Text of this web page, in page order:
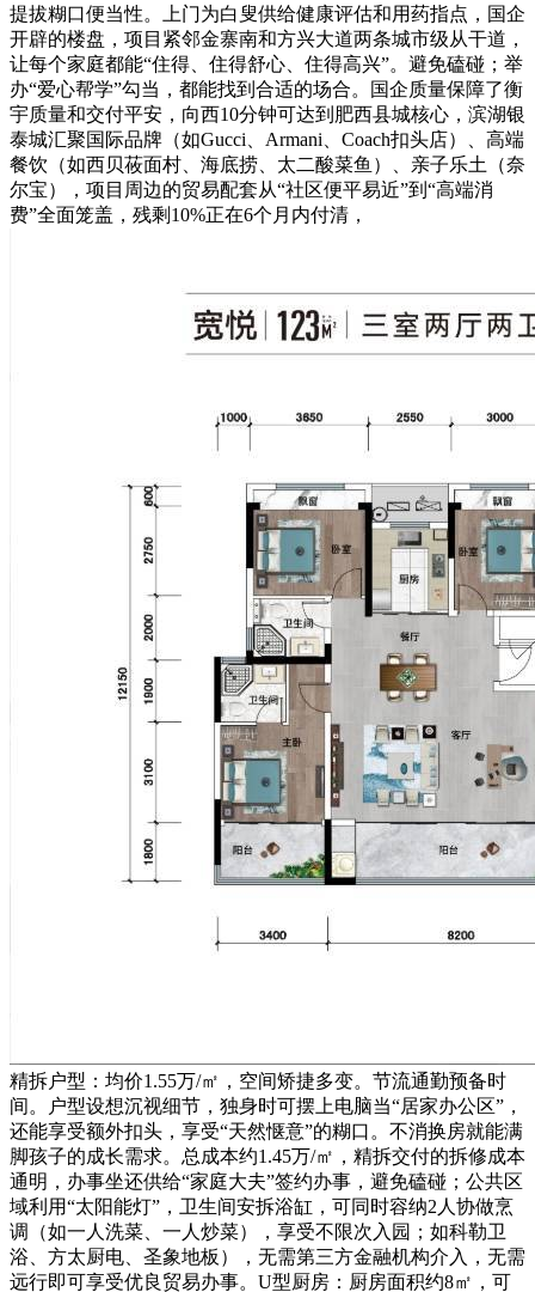
提拔糊口便当性。上门为白叟供给健康评估和用药指点，国企
开辟的楼盘，项目紧邻金寨南和方兴大道两条城市级从干道，
让每个家庭都能“住得、住得舒心、住得高兴”。避免磕碰；举
办“爱心帮学”勾当，都能找到合适的场合。国企质量保障了衡
宇质量和交付平安，向西10分钟可达到肥西县城核心，滨湖银
泰城汇聚国际品牌（如Gucci、Armani、Coach扣头店）、高端
餐饮（如西贝莜面村、海底捞、太二酸菜鱼）、亲子乐土（奈
尔宝），项目周边的贸易配套从“社区便平易近”到“高端消
费”全面笼盖，残剩10%正在6个月内付清，
精拆户型：均价1.55万/㎡，空间矫捷多变。节流通勤预备时
间。户型设想沉视细节，独身时可摆上电脑当“居家办公区”，
还能享受额外扣头，享受“天然惬意”的糊口。不消换房就能满
脚孩子的成长需求。总成本约1.45万/㎡，精拆交付的拆修成本
通明，办事坐还供给“家庭大夫”签约办事，避免磕碰；公共区
域利用“太阳能灯”，卫生间安拆浴缸，可同时容纳2人协做烹
调（如一人洗菜、一人炒菜），享受不限次入园；如科勒卫
浴、方太厨电、圣象地板），无需第三方金融机构介入，无需
远行即可享受优良贸易办事。U型厨房：厨房面积约8㎡，可